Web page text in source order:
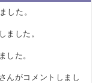
した。
ました。
した。
んがコメントしまし